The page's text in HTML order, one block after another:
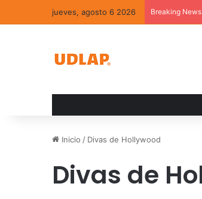
jueves, agosto 6 2026 Breaking News
Inicio / Divas de Hollywood
Divas de